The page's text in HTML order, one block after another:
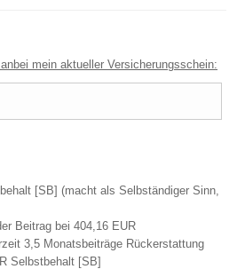
mein aktueller Versicherungsschein:
[SB] (macht als Selbständiger Sinn,
Beitrag bei 404,16 EUR
3,5 Monatsbeiträge Rückerstattung
Selbstbehalt [SB]